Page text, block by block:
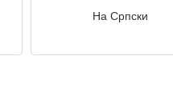
На Српски